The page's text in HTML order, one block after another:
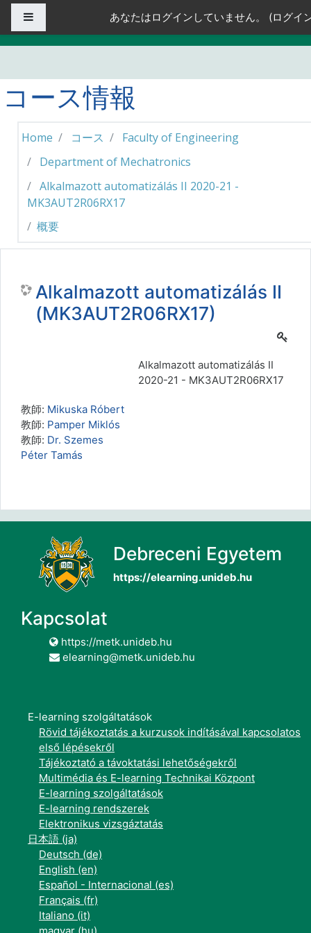
メインコンテンツへスキップする
あなたはログインしていません。 (ログイ
コース情報
Home コース
Faculty of Engineering
Department of Mechatronics
Alkalmazott automatizálás II 2020-21 -
MK3AUT2R06RX17
概要
Alkalmazott automatizálás II
(MK3AUT2R06RX17)
Alkalmazott automatizálás II
2020-21 - MK3AUT2R06RX17
教師: Mikuska Róbert
教師: Pamper Miklós
教師: Dr. Szemes
Péter Tamás
Debreceni Egyetem
https://elearning.unideb.hu
Kapcsolat
https://metk.unideb.hu
elearning@metk.unideb.hu
E-learning szolgáltatások
Rövid tájékoztatás a kurzusok indításával kapcsolatos
első lépésekről
Tájékoztató a távoktatási lehetőségekről
Multimédia és E-learning Technikai Központ
E-learning szolgáltatások
E-learning rendszerek
Elektronikus vizsgáztatás
日本語 ‎(ja)‎
Deutsch ‎(de)‎
English ‎(en)‎
Español - Internacional ‎(es)‎
Français ‎(fr)‎
Italiano ‎(it)‎